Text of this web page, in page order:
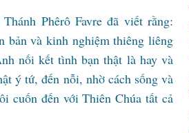
Phêrô Favre đã viết rằng:
bản và kinh nghiệm thiêng liêng
nối kết tình bạn thật là hay và
ý tứ, đến nỗi, nhờ cách sống và
cuốn đến với Thiên Chúa tất cả